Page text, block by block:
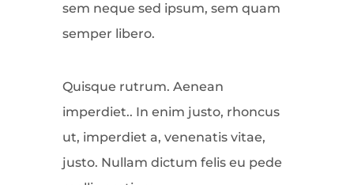
sem neque sed ipsum, sem quam
semper libero.
Quisque rutrum. Aenean
imperdiet.. In enim justo, rhoncus
ut, imperdiet a, venenatis vitae,
justo. Nullam dictum felis eu pede